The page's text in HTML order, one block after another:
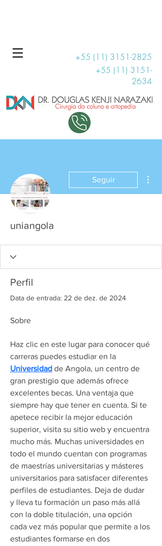
+55 (11) 3151-2825
+55 (11) 3151-
2634
Seguir
uniangola
Perfil
Data de entrada: 22 de dez. de 2024
Sobre
Haz clic en este lugar para conocer qué
carreras puedes estudiar en la
Universidad de Angola, un centro de
gran prestigio que además ofrece
excelentes becas. Una ventaja que
siempre hay que tener en cuenta. Si te
apetece recibir la mejor educación
superior, visita su sitio web y encuentra
mucho más. Muchas universidades en
todo el mundo cuentan con programas
de maestrías universitarias y másteres
universitarios para satisfacer diferentes
perfiles de estudiantes. Deja de dudar
y lleva tu formación un paso más allá
con la doble titulación, una opción
cada vez más popular que permite a los
estudiantes formarse en dos